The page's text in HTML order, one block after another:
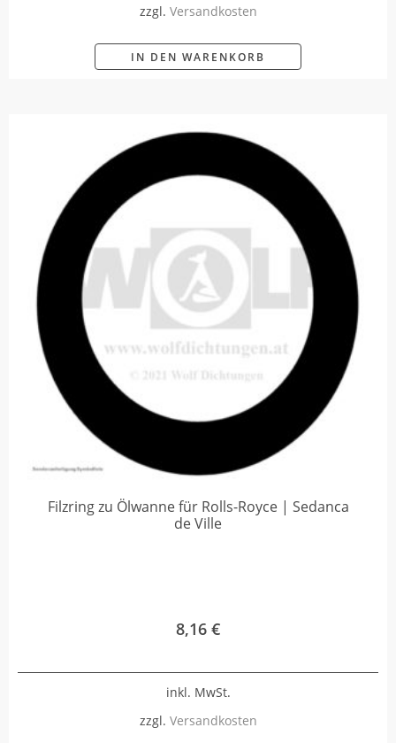
zzgl. Versandkosten
IN DEN WARENKORB
Filzring zu Ölwanne für Rolls-Royce | Sedanca
de Ville
8,16 €
inkl. MwSt.
zzgl. Versandkosten